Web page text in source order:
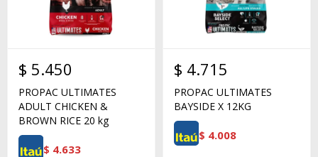
$ 5.450
PROPAC ULTIMATES
ADULT CHICKEN &
BROWN RICE 20 kg
$ 4.633
$ 4.715
PROPAC ULTIMATES
BAYSIDE X 12KG
$ 4.008